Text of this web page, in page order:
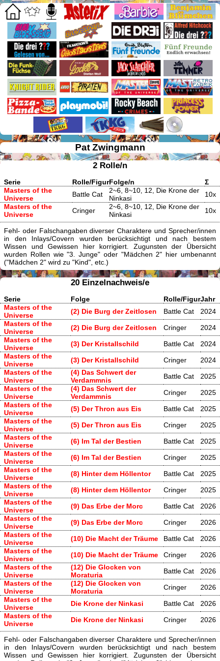
Pat Zwingmann
2 Rolle/n
Serie Rolle/FigurFolge/n
Σ
Masters of the
Universe
Battle Cat
2~6, 8~10, 12, Die Krone der
Ninkasi
10x
Masters of the
Universe
Cringer
2~6, 8~10, 12, Die Krone der
Ninkasi
10x
Fehl- oder Falschangaben diverser Charaktere und Sprecher/innen
in den Inlays/Covern wurden berücksichtigt und nach bestem
Wissen und Gewissen hier korrigiert. Zugunsten der Übersicht
wurden Rollen wie "3. Junge" oder "Mädchen 2" hier umbenannt
("Mädchen 2" wird zu "Kind", etc.)
20 Einzelnachweis/e
Serie Folge Rolle/FigurJahr
Masters of the
Universe
(2) Die Burg der Zeitlosen Battle Cat
2024
Masters of the
Universe
(2) Die Burg der Zeitlosen Cringer
2024
Masters of the
Universe
(3) Der Kristallschild Battle Cat
2024
Masters of the
Universe
(3) Der Kristallschild Cringer
2024
Masters of the
Universe
(4) Das Schwert der
Verdammnis
Battle Cat
2025
Masters of the
Universe
(4) Das Schwert der
Verdammnis
Cringer
2025
Masters of the
Universe
(5) Der Thron aus Eis Battle Cat
2025
Masters of the
Universe
(5) Der Thron aus Eis Cringer
2025
Masters of the
Universe
(6) Im Tal der Bestien Battle Cat
2025
Masters of the
Universe
(6) Im Tal der Bestien Cringer
2025
Masters of the
Universe
(8) Hinter dem Höllentor Battle Cat
2025
Masters of the
Universe
(8) Hinter dem Höllentor Cringer
2025
Masters of the
Universe
(9) Das Erbe der Morc Battle Cat
2026
Masters of the
Universe
(9) Das Erbe der Morc Cringer
2026
Masters of the
Universe
(10) Die Macht der Träume Battle Cat
2026
Masters of the
Universe
(10) Die Macht der Träume Cringer
2026
Masters of the
Universe
(12) Die Glocken von
Moraturia
Battle Cat
2026
Masters of the
Universe
(12) Die Glocken von
Moraturia
Cringer
2026
Masters of the
Universe
Die Krone der Ninkasi Battle Cat
2026
Masters of the
Universe
Die Krone der Ninkasi Cringer 2026
Fehl- oder Falschangaben diverser Charaktere und Sprecher/innen
in den Inlays/Covern wurden berücksichtigt und nach bestem
Wissen und Gewissen hier korrigiert. Zugunsten der Übersicht